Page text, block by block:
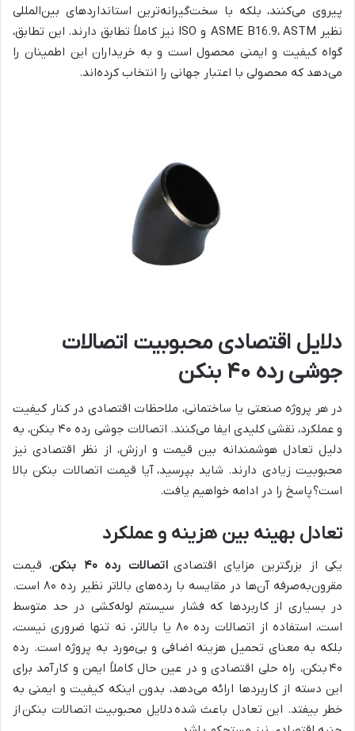
پیروی می‌کنند، بلکه با سخت‌گیرانه‌ترین استانداردهای بین‌المللی
نظیر ASME B16.9، ASTM
و
ISO نیز کاملاً تطابق دارند. این تطابق،
گواه کیفیت و ایمنی محصول است و به خریداران این اطمینان را
می‌دهد که محصولی با اعتبار جهانی را انتخاب کرده‌اند.
دلایل اقتصادی محبوبیت اتصالات
جوشی رده ۴۰ بنکن
در هر پروژه صنعتی یا ساختمانی، ملاحظات اقتصادی در کنار کیفیت
و عملکرد، نقشی کلیدی ایفا می‌کنند. اتصالات جوشی رده ۴۰ بنکن، به
دلیل تعادل هوشمندانه بین قیمت و ارزش، از نظر اقتصادی نیز
محبوبیت زیادی دارند. شاید بپرسید، آیا قیمت اتصالات بنکن بالا
است؟ پاسخ را در ادامه خواهیم یافت.
تعادل بهینه بین هزینه و عملکرد
یکی از بزرگترین مزایای اقتصادی اتصالات رده ۴۰ بنکن
، قیمت
مقرون‌به‌صرفه آن‌ها در مقایسه با رده‌های بالاتر نظیر رده ۸۰ است.
در بسیاری از کاربردها که فشار سیستم لوله‌کشی در حد متوسط
است، استفاده از اتصالات رده ۸۰ یا بالاتر، نه تنها ضروری نیست،
بلکه به معنای تحمیل هزینه اضافی و بی‌مورد به پروژه است. رده
۴۰ بنکن، راه حلی اقتصادی و در عین حال کاملاً ایمن و کارآمد برای
این دسته از کاربردها ارائه می‌دهد، بدون اینکه کیفیت و ایمنی به
خطر بیفتد. این تعادل باعث شده دلایل محبوبیت اتصالات بنکن از